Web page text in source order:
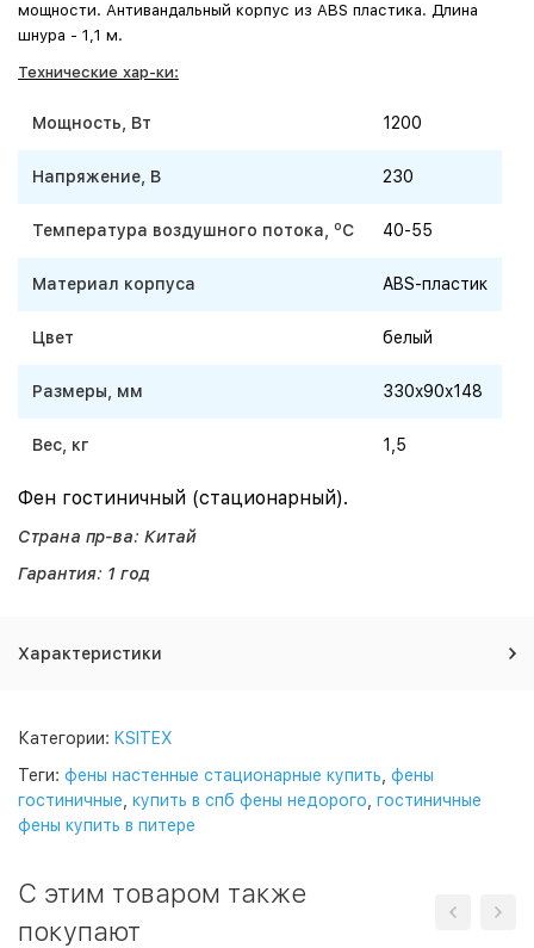
мощности. Антивандальный корпус из ABS пластика. Длина
шнура - 1,1 м.
Технические хар-ки:
Мощность, Вт 1200
Напряжение, В 230
Температура воздушного потока, oC 40-55
Материал корпуса ABS-пластик
Цвет белый
Размеры, мм 330x90x148
Вес, кг 1,5
Фен гостиничный (стационарный).
Страна пр-ва: Китай
Гарантия: 1 год
Характеристики
Категории: KSITEX
Теги: фены настенные стационарные купить фены
гостиничные купить в спб фены недорого гостиничные
фены купить в питере
C этим товаром также
покупают